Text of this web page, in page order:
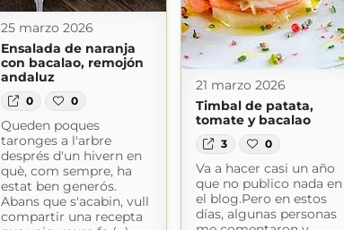
25 marzo 2026
Ensalada de naranja
con bacalao, remojón
andaluz
0 0
Queden poques
taronges a l'arbre
després d'un hivern en
què, com sempre, ha
estat ben generós.
Abans que s'acabin, vull
compartir una recepta
21 marzo 2026
Timbal de patata,
tomate y bacalao
3 0
Va a hacer casi un año
que no publico nada en
el blog.Pero en estos
días, algunas personas